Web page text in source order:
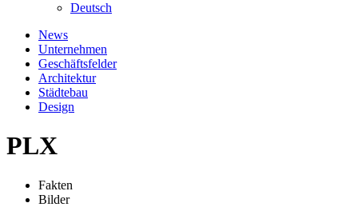
Deutsch
News
Unternehmen
Geschäftsfelder
Architektur
Städtebau
Design
PLX
Fakten
Bilder